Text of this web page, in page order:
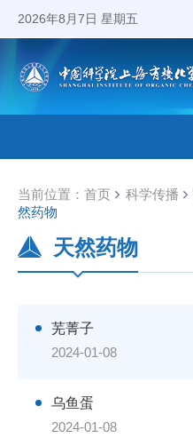
2026年8月7日 星期五
当前位置： 首页 科学传播
然药物
天然药物
芜菁子
2024-01-08
乌鱼蛋
2024-01-08